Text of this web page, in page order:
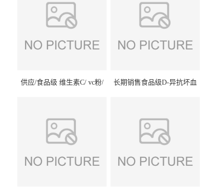
供应/食品级 维生素C/ vc粉/
长期销售食品级D-异抗坏血